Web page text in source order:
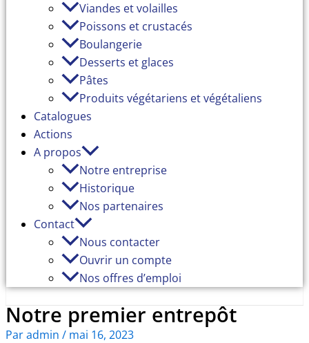
Viandes et volailles
Poissons et crustacés
Boulangerie
Desserts et glaces
Pâtes
Produits végétariens et végétaliens
Catalogues
Actions
A propos
Notre entreprise
Historique
Nos partenaires
Contact
Nous contacter
Ouvrir un compte
Nos offres d’emploi
Notre premier entrepôt
Paradmin / mai 16, 2023